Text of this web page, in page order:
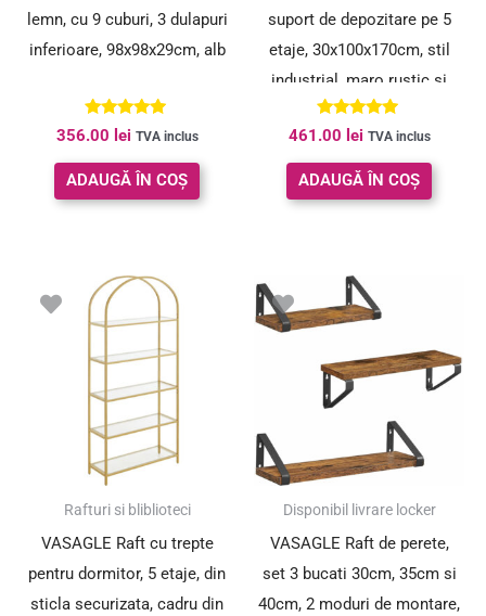
lemn, cu 9 cuburi, 3 dulapuri
inferioare, 98x98x29cm, alb
Evaluat la
5.00
din 5
356.00 lei TVA inclus
ADAUGĂ ÎN COȘ
suport de depozitare pe 5
etaje, 30x100x170cm, stil
industrial, maro rustic si
negru
Evaluat la
5.00
din 5
461.00 lei TVA inclus
ADAUGĂ ÎN COȘ
Rafturi si bliblioteci
VASAGLE Raft cu trepte
pentru dormitor, 5 etaje, din
sticla securizata, cadru din
Disponibil livrare locker
VASAGLE Raft de perete,
set 3 bucati 30cm, 35cm si
40cm, 2 moduri de montare,